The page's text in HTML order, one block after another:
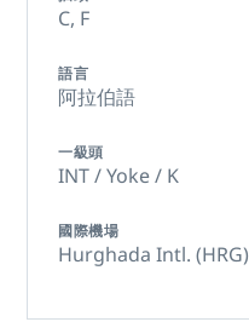
C, F
語言
阿拉伯語
一級頭
INT / Yoke / K
國際機場
Hurghada Intl. (HRG)